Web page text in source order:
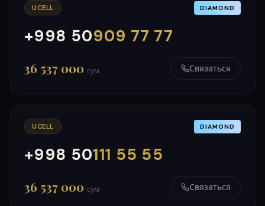
UCELL DIAMOND
+998 50909 77 77
000
999
36 537 000 сум Связаться
UCELL DIAMOND
+998 50111 55 55
000
999
36 537 000 сум Связаться